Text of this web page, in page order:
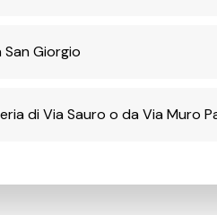
Giorgio
di Via Sauro o da Via Muro